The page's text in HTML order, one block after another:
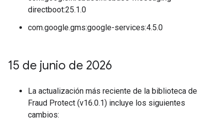
directboot:25.1.0
com.google.gms:google-services:4.5.0
15 de junio de 2026
La actualización más reciente de la biblioteca de
Fraud Protect (v16.0.1) incluye los siguientes
cambios: